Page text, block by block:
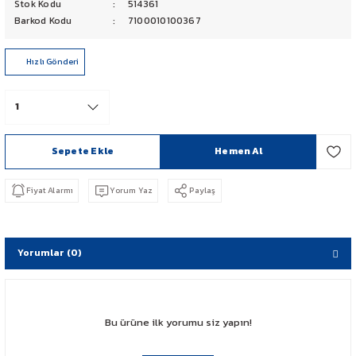
PCX 125-150
CB 125 F
NX 500
Stok Kodu
514361
Barkod Kodu
7100010100367
Hızlı Gönderi
Sepete Ekle Hemen Al
Fiyat Alarmı Yorum Yaz Paylaş
Yorumlar (0)
Bu ürüne ilk yorumu siz yapın!